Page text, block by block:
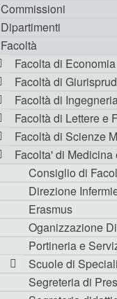
Commissioni
Dipartimenti
Facoltà
Facolta di Economia
Facoltà di
Facoltà di
Facoltà di Lettere e
Facoltà di Scienze
Facolta' di
Consiglio di
Direzione
Erasmus
Oganizzazione
Portineria e
Scuole di
Segreteria di